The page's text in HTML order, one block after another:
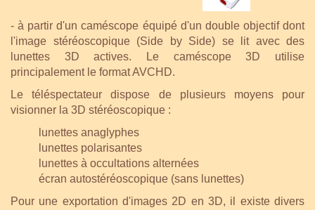
- à partir d'un caméscope équipé d'un double objectif dont
l'image stéréoscopique (Side by Side) se lit avec des
lunettes 3D actives. Le caméscope 3D utilise
principalement le format AVCHD.
Le téléspectateur dispose de plusieurs moyens pour
visionner la 3D stéréoscopique :
lunettes anaglyphes
lunettes polarisantes
lunettes à occultations alternées
écran autostéréoscopique (sans lunettes)
Pour une exportation d'images 2D en 3D, il existe divers